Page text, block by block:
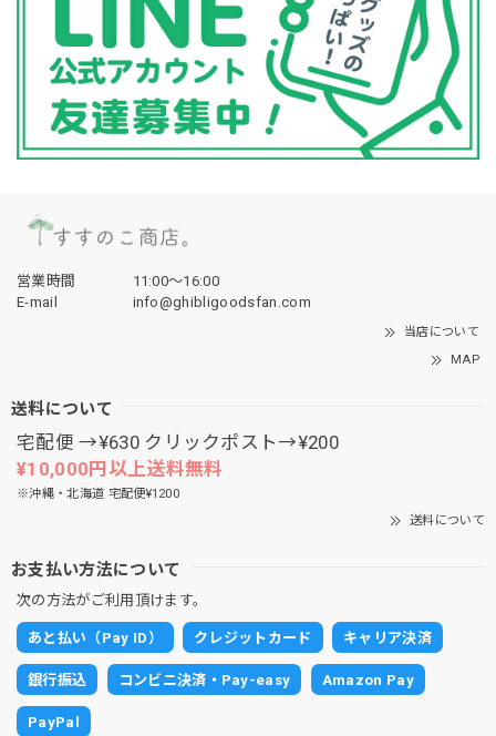
営業時間
11:00〜16:00
E-mail
info@ghibligoodsfan.com
当店について
MAP
送料について
宅配便 →¥630 クリックポスト→¥200
¥10,000円以上送料無料
※沖縄・北海道 宅配便¥1200
送料について
お支払い方法について
次の方法がご利用頂けます。
あと払い（Pay ID） クレジットカード キャリア決済
銀行振込 コンビニ決済・Pay-easy Amazon Pay
PayPal